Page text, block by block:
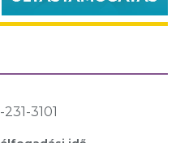
231-3101